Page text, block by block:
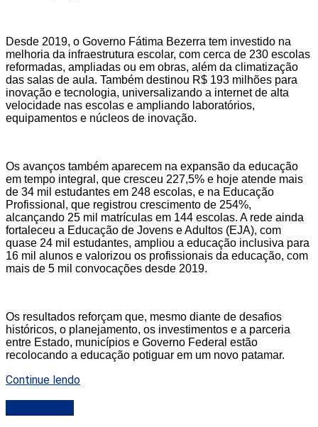
Desde 2019, o Governo Fátima Bezerra tem investido na
melhoria da infraestrutura escolar, com cerca de 230 escolas
reformadas, ampliadas ou em obras, além da climatização
das salas de aula. Também destinou R$ 193 milhões para
inovação e tecnologia, universalizando a internet de alta
velocidade nas escolas e ampliando laboratórios,
equipamentos e núcleos de inovação.
Os avanços também aparecem na expansão da educação
em tempo integral, que cresceu 227,5% e hoje atende mais
de 34 mil estudantes em 248 escolas, e na Educação
Profissional, que registrou crescimento de 254%,
alcançando 25 mil matrículas em 144 escolas. A rede ainda
fortaleceu a Educação de Jovens e Adultos (EJA), com
quase 24 mil estudantes, ampliou a educação inclusiva para
16 mil alunos e valorizou os profissionais da educação, com
mais de 5 mil convocações desde 2019.
Os resultados reforçam que, mesmo diante de desafios
históricos, o planejamento, os investimentos e a parceria
entre Estado, municípios e Governo Federal estão
recolocando a educação potiguar em um novo patamar.
Continue lendo